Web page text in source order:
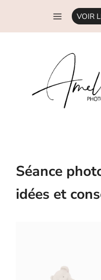
contenu
VOIR
Séance
idées et